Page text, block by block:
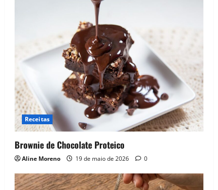
Receitas
Brownie de Chocolate Proteico
Aline Moreno 19 de maio de 2026 0